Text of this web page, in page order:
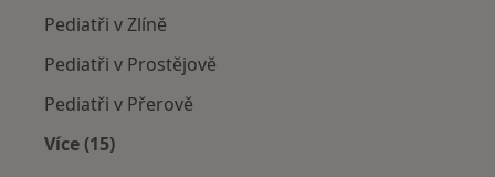
Pediatři v Zlíně
Pediatři v Prostějově
Pediatři v Přerově
Více (15)